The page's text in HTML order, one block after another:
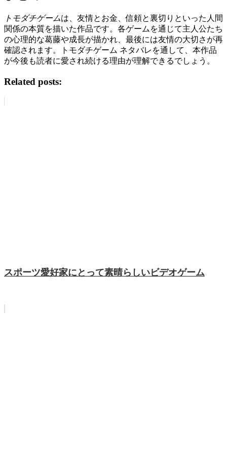
トモダチゲームは、友情とお金、信頼と裏切りといった人間
関係の本質を描いた作品です。各ゲームを通じて主人公たち
の心理的な葛藤や成長が描かれ、最後には友情の大切さが再
確認されます。トモダチゲーム ネタバレを通して、本作品
が今後も読者に愛され続ける理由が理解できるでしょう。
Related posts:
スポーツ愛好家にとって素晴らしいビデオゲーム